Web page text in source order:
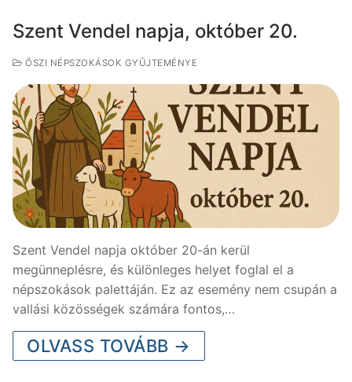
Szent Vendel napja, október 20.
ŐSZI NÉPSZOKÁSOK GYŰJTEMÉNYE
Szent Vendel napja október 20-án kerül
megünneplésre, és különleges helyet foglal el a
népszokások palettáján. Ez az esemény nem csupán a
vallási közösségek számára fontos,…
OLVASS TOVÁBB →